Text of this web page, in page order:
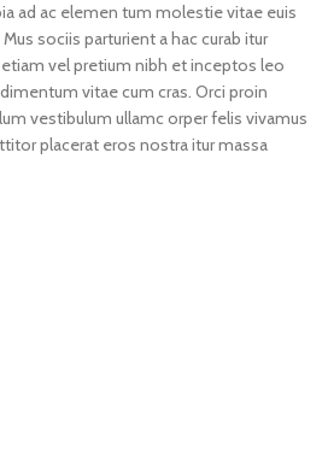
ad ac elemen tum molestie vitae euis
sociis parturient a hac curab itur
vel pretium nibh et inceptos leo
vitae cum cras. Orci proin
vestibulum ullamc orper felis vivamus
placerat eros nostra itur massa